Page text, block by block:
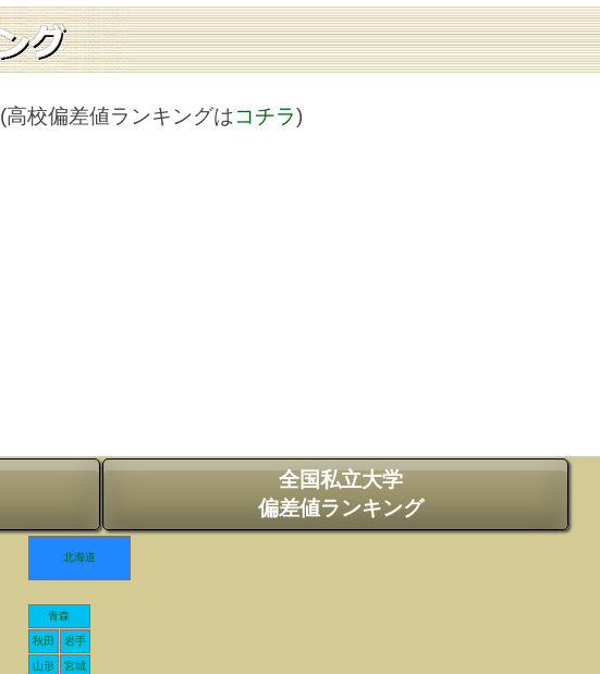
(高校偏差値ランキングはコチラ)
全国私立大学
偏差値ランキング
北海道
青森
秋田 岩手
山形 宮城